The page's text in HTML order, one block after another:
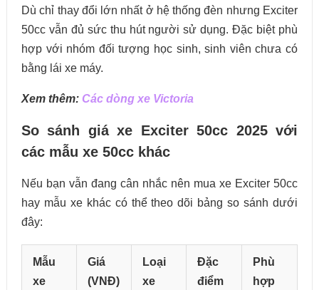
Dù chỉ thay đổi lớn nhất ở hệ thống đèn nhưng Exciter
50cc vẫn đủ sức thu hút người sử dụng. Đặc biệt phù
hợp với nhóm đối tượng học sinh, sinh viên chưa có
bằng lái xe máy.
Xem thêm: Các dòng xe Victoria
So sánh giá xe Exciter 50cc 2025 với
các mẫu xe 50cc khác
Nếu bạn vẫn đang cân nhắc nên mua xe Exciter 50cc
hay mẫu xe khác có thể theo dõi bảng so sánh dưới
đây:
Mẫu
xe
Giá
(VNĐ)
Loại
xe
Đặc
điểm
Phù
hợp